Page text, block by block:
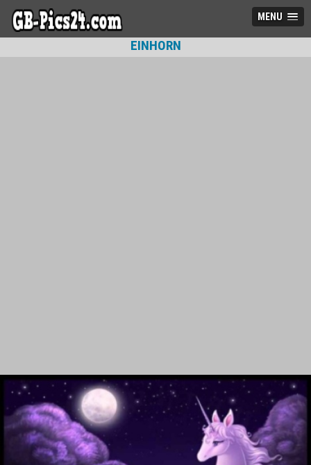
MENU
EINHORN